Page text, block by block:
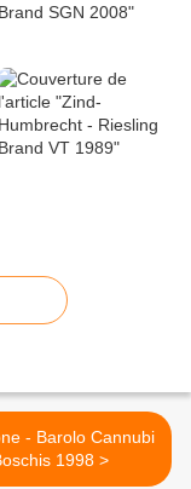
- Barolo Cannubi
Boschis 1998 >